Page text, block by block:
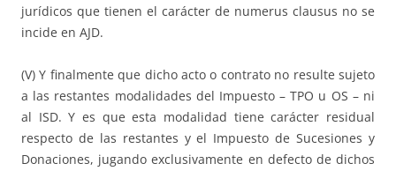
jurídicos que tienen el carácter de numerus clausus no se
incide en AJD.
(V) Y finalmente que dicho acto o contrato no resulte sujeto
a las restantes modalidades del Impuesto – TPO u OS – ni
al ISD. Y es que esta modalidad tiene carácter residual
respecto de las restantes y el Impuesto de Sucesiones y
Donaciones, jugando exclusivamente en defecto de dichos